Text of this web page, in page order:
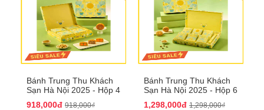
Bánh Trung Thu Khách
Sạn Hà Nội 2025 - Hộp 4
918,000đ 918,000₫
Bánh Trung Thu Khách
Sạn Hà Nội 2025 - Hộp 6
1,298,000đ 1,298,000₫